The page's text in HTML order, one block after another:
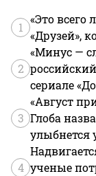
1
«Это всего
«Друзей»,
2
«Минус —
сериале
3
«Август
Глоба
улыбнется
4 ученые